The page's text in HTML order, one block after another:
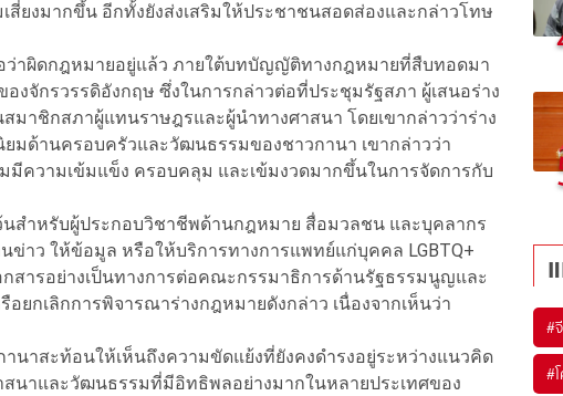
ยงมากขึ้น อีกทั้งยังส่งเสริมให้ประชาชนสอดส่องและกล่าวโทษ
ว่าผิดกฎหมายอยู่แล้ว ภายใต้บทบัญญัติทางกฎหมายที่สืบทอดมา
งจักรวรรดิอังกฤษ ซึ่งในการกล่าวต่อที่ประชุมรัฐสภา ผู้เสนอร่าง
มาชิกสภาผู้แทนราษฎรและผู้นำทางศาสนา โดยเขากล่าวว่าร่าง
มด้านครอบครัวและวัฒนธรรมของชาวกานา เขากล่าวว่า
ความเข้มแข็ง ครอบคลุม และเข้มงวดมากขึ้นในการจัดการกับ
นสำหรับผู้ประกอบวิชาชีพด้านกฎหมาย สื่อมวลชน และบุคลากร
ข่าว ให้ข้อมูล หรือให้บริการทางการแพทย์แก่บุคคล LGBTQ+
กสารอย่างเป็นทางการต่อคณะกรรมาธิการด้านรัฐธรรมนูญและ
ยกเลิกการพิจารณาร่างกฎหมายดังกล่าว เนื่องจากเห็นว่า
นาสะท้อนให้เห็นถึงความขัดแย้งที่ยังคงดำรงอยู่ระหว่างแนวคิด
นาและวัฒนธรรมที่มีอิทธิพลอย่างมากในหลายประเทศของ
#
#